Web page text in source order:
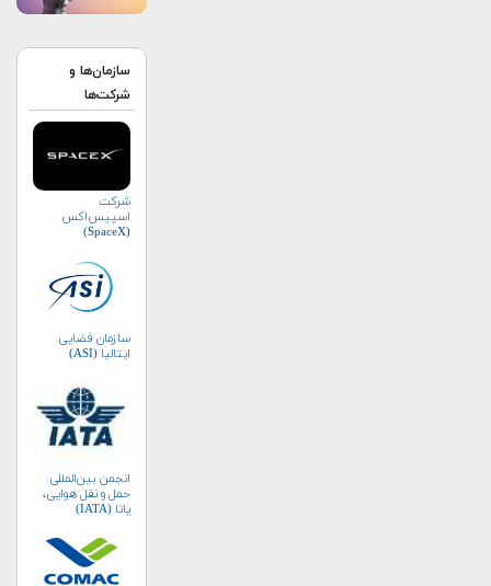
سازمان‌ها و
شرکت‌ها
شرکت
اسپیس‌اکس
(SpaceX)
سازمان فضایی
ایتالیا (ASI)
انجمن بین‌المللی
حمل و نقل هوایی،
یاتا (IATA)